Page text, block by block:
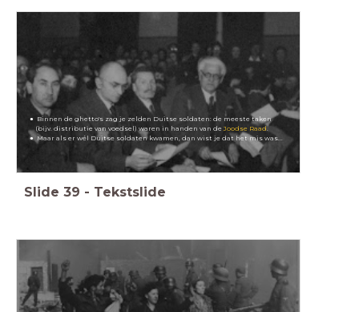
Binnen de ghetto's zag je zelden Duitse soldaten: de meeste taken
(bijv. distributie van voedsel) waren in handen van deJoodse Raad.
Maar als er wél Duitse soldaten kwamen, dan wist je dat het mis was...
Slide 39 - Tekstslide